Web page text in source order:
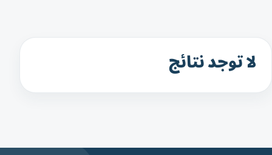
لا توجد نتائج